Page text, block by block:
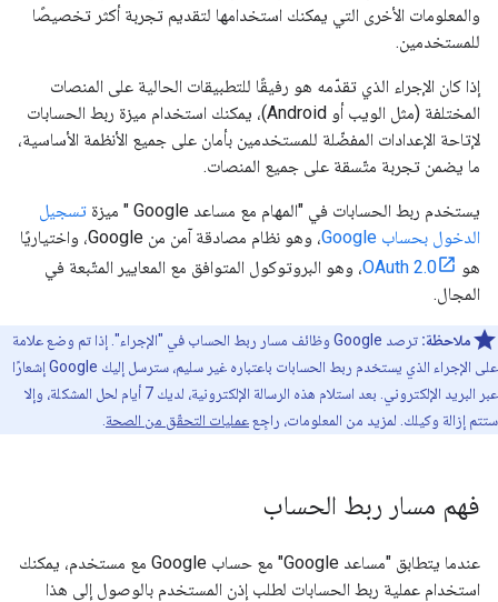
والمعلومات الأخرى التي يمكنك استخدامها لتقديم تجربة أكثر تخصيصًا
للمستخدمين.
إذا كان الإجراء الذي تقدّمه هو رفيقًا للتطبيقات الحالية على المنصات
المختلفة (مثل الويب أو Android)، يمكنك استخدام ميزة ربط الحسابات
لإتاحة الإعدادات المفضّلة للمستخدمين بأمان على جميع الأنظمة الأساسية،
ما يضمن تجربة متّسقة على جميع المنصات.
يستخدم ربط الحسابات في "المهام مع مساعد Google " ميزة
تسجيل
الدخول بحساب Google
، وهو نظام مصادقة آمن من Google، واختياريًا
هو
OAuth 2.0، وهو البروتوكول المتوافق مع المعايير المتّبعة في
المجال.
ملاحظة:
ترصد Google وظائف مسار ربط الحساب في "الإجراء". إذا تم وضع علامة
على الإجراء الذي يستخدم ربط الحسابات باعتباره غير سليم، سترسل إليك Google إشعارًا
عبر البريد الإلكتروني. بعد استلام هذه الرسالة الإلكترونية، لديك 7 أيام لحل المشكلة، وإلا
ستتم إزالة وكيلك. لمزيد من المعلومات، راجِععمليات التحقّق من الصحة
فهم مسار ربط الحساب
عندما يتطابق "مساعد Google" مع حساب Google مع مستخدم، يمكنك
استخدام عملية ربط الحسابات لطلب إذن المستخدم بالوصول إلى هذا